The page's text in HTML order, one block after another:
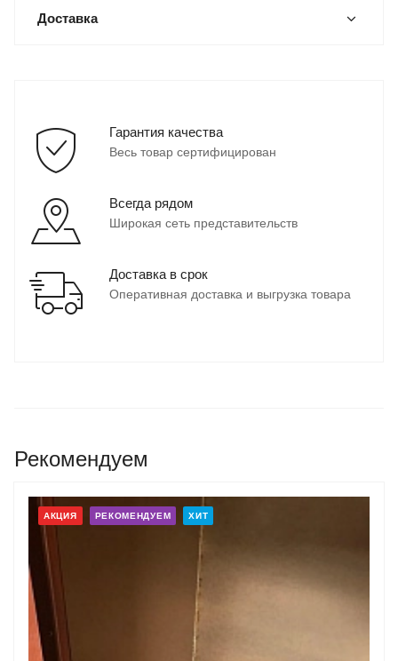
Доставка
Гарантия качества
Весь товар сертифицирован
Всегда рядом
Широкая сеть представительств
Доставка в срок
Оперативная доставка и выгрузка товара
Рекомендуем
АКЦИЯ РЕКОМЕНДУЕМ ХИТ